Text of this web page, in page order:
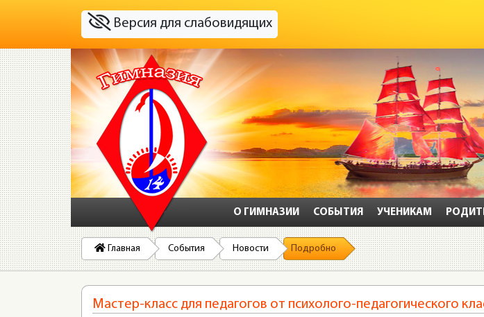
Версия для слабовидящих
О ГИМНАЗИИ СОБЫТИЯ УЧЕНИКАМ
Главная События Новости Подробно
Мастер-класс для педагогов от психолого-педагогического